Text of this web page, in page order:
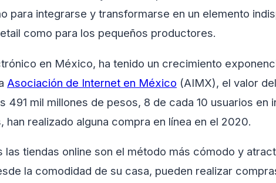
para integrarse y transformarse en un elemento
como para los pequeños productores.
en México, ha tenido un crecimiento
Asociación de Internet en México (AIMX), el valor
491 mil millones de pesos, 8 de cada 10 usuarios en
han realizado alguna compra en línea en el 2020.
las tiendas online son el método más cómodo y
la comodidad de su casa, pueden realizar